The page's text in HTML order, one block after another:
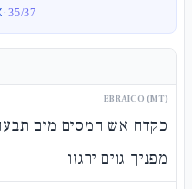
·35/37
EBRAICO (MT)
כקדח אש המסים מים
מפניך גוים ירגזו